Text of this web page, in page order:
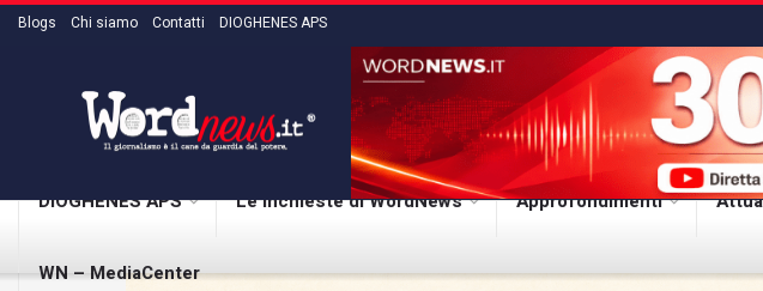
Blogs Chi siamo Contatti DIOGHENES APS
DIOGHENES APS Le inchieste di WordNews Approfondimenti
WN – MediaCenter